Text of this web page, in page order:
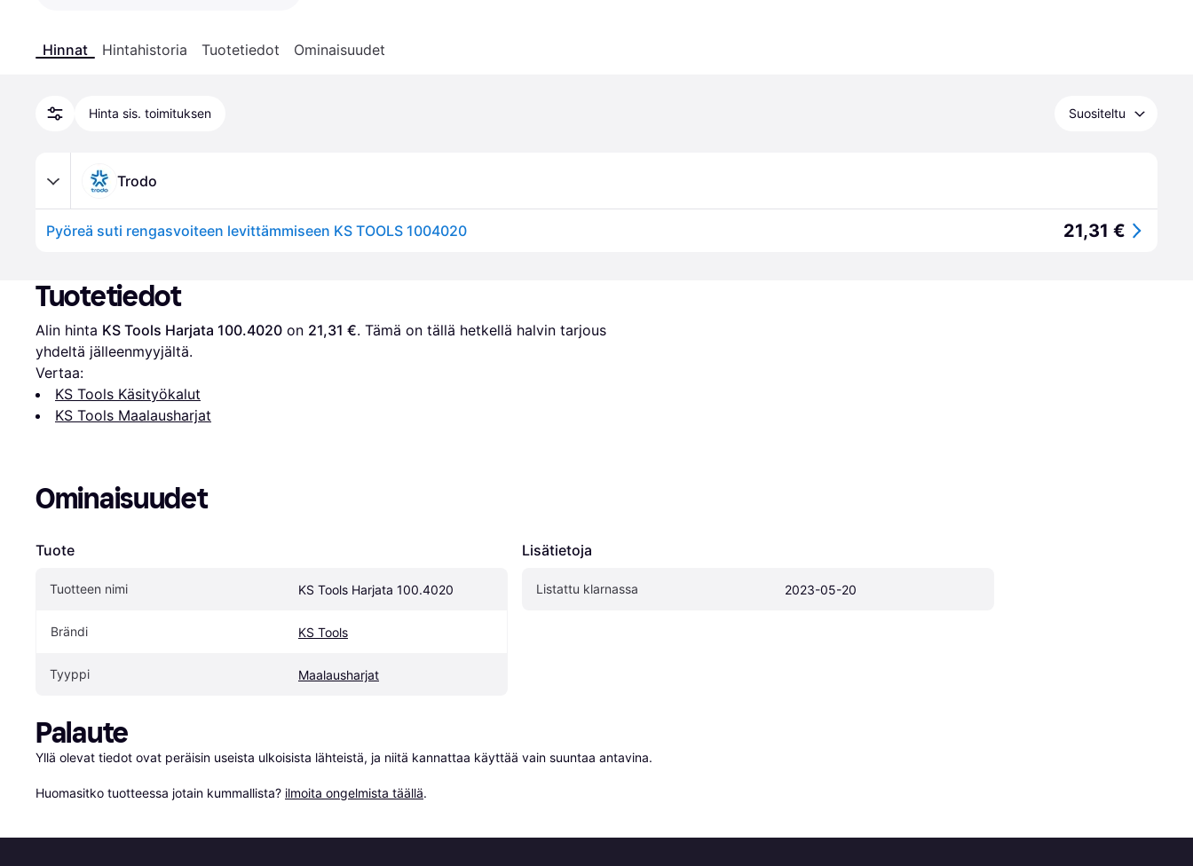
Hinnat Hintahistoria Tuotetiedot Ominaisuudet
Hinta sis. toimituksen Suositeltu
Trodo
Pyöreä suti rengasvoiteen levittämmiseen KS TOOLS 1004020 21,31 €
Tuotetiedot
Alin hinta KS Tools Harjata 100.4020 on 21,31 €. Tämä on tällä hetkellä halvin tarjous
yhdeltä jälleenmyyjältä.
Vertaa:
KS Tools Käsityökalut
KS Tools Maalausharjat
Ominaisuudet
Tuote
Tuotteen nimi KS Tools Harjata 100.4020
Brändi KS Tools
Tyyppi Maalausharjat
Lisätietoja
Listattu klarnassa 2023-05-20
Palaute
Yllä olevat tiedot ovat peräisin useista ulkoisista lähteistä, ja niitä kannattaa käyttää vain suuntaa antavina.
Huomasitko tuotteessa jotain kummallista? ilmoita ongelmista täällä.